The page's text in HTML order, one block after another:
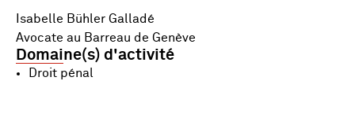
Isabelle Bühler Galladé
Avocate au Barreau de Genève
Domaine(s) d'activité
Droit pénal